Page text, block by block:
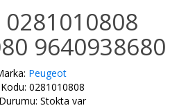
0281010808
9640938680
Peugeot
0281010808
Stokta var